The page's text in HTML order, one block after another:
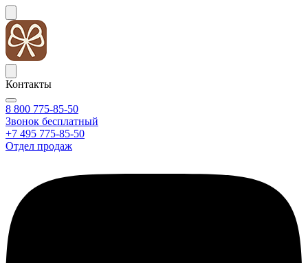
Контакты
8 800 775-85-50
Звонок бесплатный
+7 495 775-85-50
Отдел продаж